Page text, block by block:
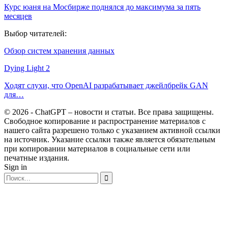
Курс юаня на Мосбирже поднялся до максимума за пять
месяцев
Выбор читателей:
Обзор систем хранения данных
Dying Light 2
Ходят слухи, что OpenAI разрабатывает джейлбрейк GAN
для…
© 2026 - ChatGPT – новости и статьи. Все права защищены.
Свободное копирование и распространение материалов с
нашего сайта разрешено только с указанием активной ссылки
на источник. Указание ссылки также является обязательным
при копировании материалов в социальные сети или
печатные издания.
Sign in